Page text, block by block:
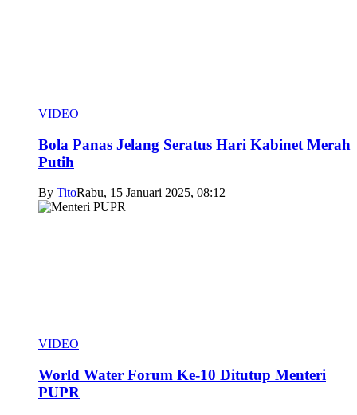
VIDEO
Bola Panas Jelang Seratus Hari Kabinet Merah
Putih
By TitoRabu, 15 Januari 2025, 08:12
VIDEO
World Water Forum Ke-10 Ditutup Menteri
PUPR